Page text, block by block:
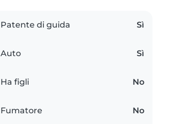
Patente di guida Sì
Auto Sì
Ha figli No
Fumatore No